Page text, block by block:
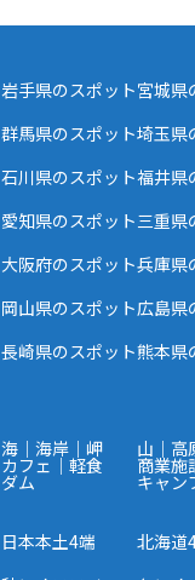
岩手県のスポット宮城県
群馬県のスポット埼玉県
石川県のスポット福井県
愛知県のスポット三重県
大阪府のスポット兵庫県
岡山県のスポット広島県
長崎県のスポット熊本県
海｜海岸｜岬 山｜高
カフェ｜軽食 商業施
ダム キャン
日本本土4端 北海道